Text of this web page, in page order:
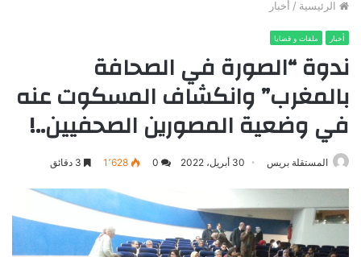
الرئيسية / أخبار
أخبار ملفات و قضايا
ندوة “الصورة في الصحافة
بالمغرب” وانكشاف المسكوت عنه
في وضعية المصورين الصحفيين..!
المستقلة بريس 30 أبريل، 2022 0 1٬628